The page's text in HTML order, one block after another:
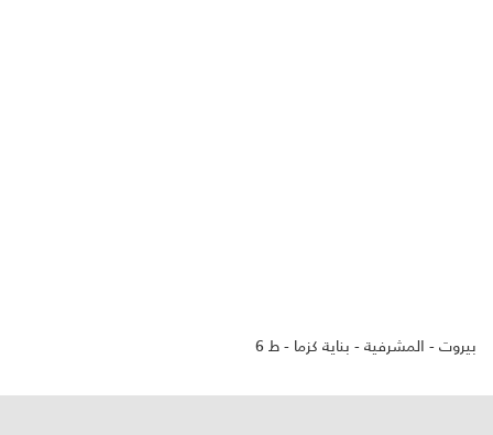
بيروت - المشرفية - بناية كزما - ط 6